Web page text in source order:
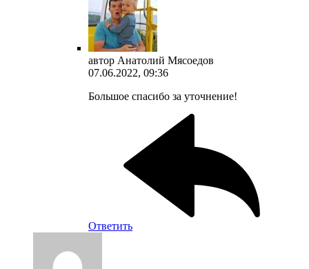
автор Анатолий Мясоедов
07.06.2022, 09:36
Большое спасибо за уточнение!
Ответить